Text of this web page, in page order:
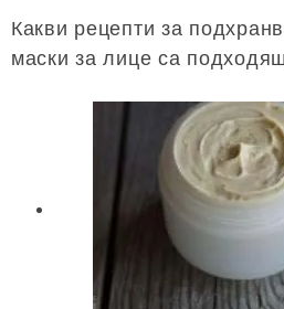
Какви рецепти за
маски за лице са